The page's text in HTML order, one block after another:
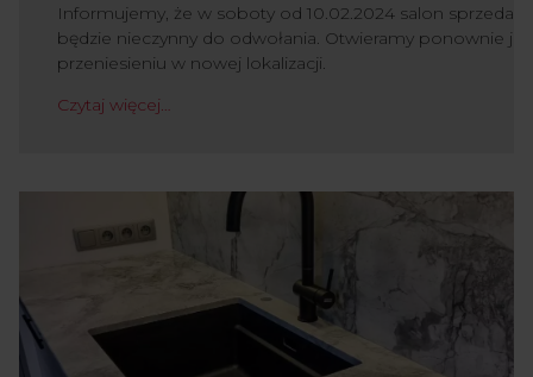
Informujemy, że w soboty od 10.02.2024 salon sprzedaży
będzie nieczynny do odwołania. Otwieramy ponownie
przeniesieniu w nowej lokalizacji.
Czytaj więcej…